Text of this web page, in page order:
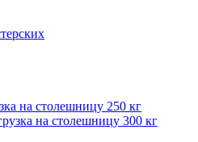
на столешницу 250 кг
на столешницу 300 кг